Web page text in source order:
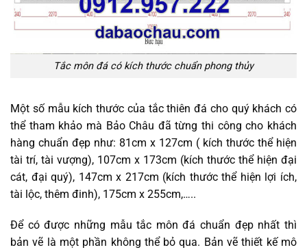
Tắc môn đá có kích thước chuẩn phong thủy
Một số mẫu kích thước của tắc thiên đá cho quý khách có
thể tham khảo mà Bảo Châu đã từng thi công cho khách
hàng chuẩn đẹp như: 81cm x 127cm ( kích thước thể hiện
tài trí, tài vượng), 107cm x 173cm (kích thước thể hiện đại
cát, đại quý), 147cm x 217cm (kích thước thể hiện lợi ích,
tài lộc, thêm đinh), 175cm x 255cm,…..
Để có được những mẫu tắc môn đá chuẩn đẹp nhất thì
bản vẽ là một phần không thể bỏ qua. Bản vẽ thiết kế mô